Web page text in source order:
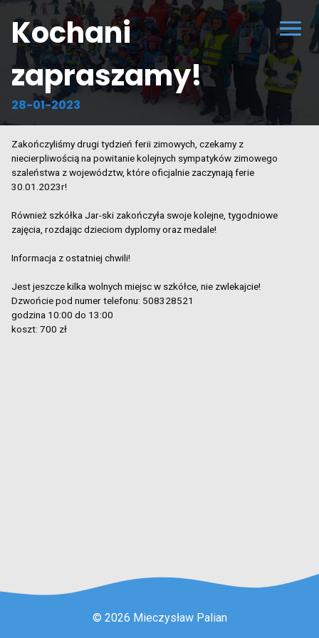
Kochani
zapraszamy!
28-01-2023
Zakończyliśmy drugi tydzień ferii zimowych, czekamy z
niecierpliwością na powitanie kolejnych sympatyków zimowego
szaleństwa z województw, które oficjalnie zaczynają ferie
30.01.2023r!
Również szkółka Jar-ski zakończyła swoje kolejne, tygodniowe
zajęcia, rozdając dzieciom dyplomy oraz medale!
Informacja z ostatniej chwili!
Jest jeszcze kilka wolnych miejsc w szkółce, nie zwlekajcie!
Dzwońcie pod numer telefonu: 508328521
godzina 10:00 do 13:00
koszt: 700 zł
© 2026 Mieczysław Palian